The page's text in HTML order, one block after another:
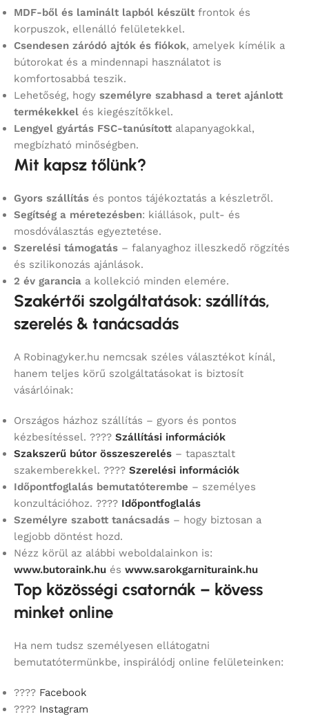
MDF-ből és laminált lapból készült frontok és
korpuszok, ellenálló felületekkel.
Csendesen záródó ajtók és fiókok, amelyek kímélik a
bútorokat és a mindennapi használatot is
komfortosabbá teszik.
Lehetőség, hogy személyre szabhasd a teret ajánlott
termékekkel és kiegészítőkkel.
Lengyel gyártás FSC-tanúsított alapanyagokkal,
megbízható minőségben.
Mit kapsz tőlünk?
Gyors szállítás és pontos tájékoztatás a készletről.
Segítség a méretezésben: kiállások, pult- és
mosdóválasztás egyeztetése.
Szerelési támogatás – falanyaghoz illeszkedő rögzítés
és szilikonozás ajánlások.
2 év garancia a kollekció minden elemére.
Szakértői szolgáltatások: szállítás,
szerelés & tanácsadás
A Robinagyker.hu nemcsak széles választékot kínál,
hanem teljes körű szolgáltatásokat is biztosít
vásárlóinak:
Országos házhoz szállítás – gyors és pontos
kézbesítéssel. ???? Szállítási információk
Szakszerű bútor összeszerelés – tapasztalt
szakemberekkel. ???? Szerelési információk
Időpontfoglalás bemutatóterembe – személyes
konzultációhoz. ???? Időpontfoglalás
Személyre szabott tanácsadás – hogy biztosan a
legjobb döntést hozd.
Nézz körül az alábbi weboldalainkon is:
www.butoraink.hu és www.sarokgarnituraink.hu
Top közösségi csatornák – kövess
minket online
Ha nem tudsz személyesen ellátogatni
bemutatótermünkbe, inspirálódj online felületeinken:
???? Facebook
???? Instagram